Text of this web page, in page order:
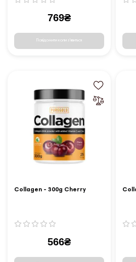
769₴
Повідомити коли з'явиться
Collagen - 300g Cherry
566₴